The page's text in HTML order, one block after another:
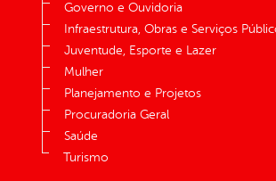
Governo e Ouvidoria
Infraestrutura, Obras e Serviços
Juventude, Esporte e Lazer
Mulher
Planejamento e Projetos
Procuradoria Geral
Saúde
Turismo